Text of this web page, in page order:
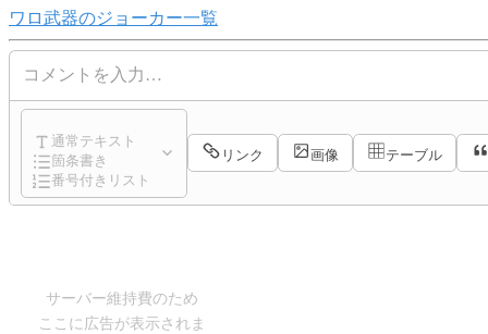
ワロ武器のジョーカー一覧
コメントを入力…
通常テキスト
箇条書き
番号付きリスト
リンク 画像 テーブル
サーバー維持費のため
ここに広告が表示されま